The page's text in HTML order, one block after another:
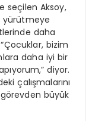
seçilen Aksoy,
yürütmeye
daha
bizim
daha iyi bir
diyor.
çalışmalarını
büyük